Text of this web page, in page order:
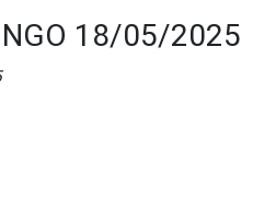
18/05/2025